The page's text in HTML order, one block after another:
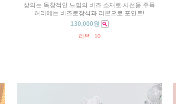
상의는 독창적인 느낌의 비즈 소재로 시선을 주목
허리에는 비즈로장식과 리본으로 포인트!
130,000원
리뷰 : 10